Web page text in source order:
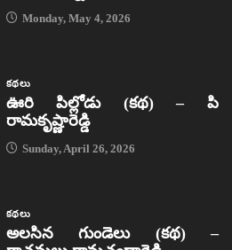
Monday, May 4, 2026
కథలు
ఊరి పిల్లోడు (కథ) – పి
రామకృష్ణారెడ్డి
Sunday, April 26, 2026
కథలు
అలసిన గుండెలు (కథ) –